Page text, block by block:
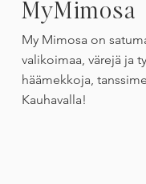
MyMimosa
My Mimosa on
valikoimaa, värejä ja
häämekkoja,
Kauhavalla!